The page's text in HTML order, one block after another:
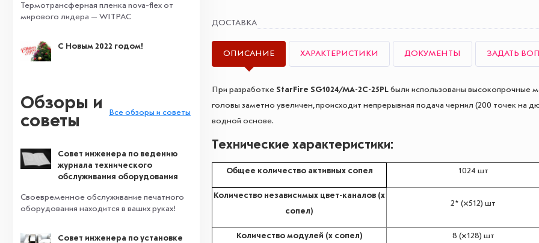
Термотрансферная пленка nova-flex от
мирового лидера — WITPAC
С Новым 2022 годом!
Обзоры и
советы
Все обзоры и советы
Совет инженера по ведению
журнала технического
обслуживания оборудования
Своевременное обслуживание печатного
оборудования находится в ваших руках!
Совет инженера по установке
ДОСТАВКА
ОПИСАНИЕ ХАРАКТЕРИСТИКИ ДОКУМЕНТЫ ЗАДАТЬ
При разработке StarFire SG1024/MA-2C-25PL были использованы высокопрочные
головы заметно увеличен, происходит непрерывная подача чернил (200 точек на
водной основе.
Технические характеристики:
Общее количество активных сопел 1024 шт
Количество независимых цвет-каналов (x
сопел)
2* (×512) шт
Количество модулей (x сопел) 8 (×128) шт